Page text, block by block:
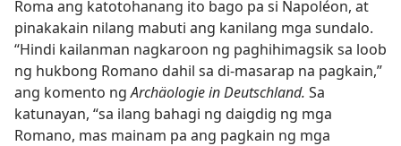
Roma ang katotohanang ito bago pa si Napoléon, at
pinakakain nilang mabuti ang kanilang mga sundalo.
“Hindi kailanman nagkaroon ng paghihimagsik sa loob
ng hukbong Romano dahil sa di-masarap na pagkain,”
ang komento ngArchäologie in Deutschland. Sa
katunayan, “sa ilang bahagi ng daigdig ng mga
Romano, mas mainam pa ang pagkain ng mga